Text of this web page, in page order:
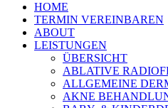
HOME
TERMIN VEREINBAREN
ABOUT
LEISTUNGEN
ÜBERSICHT
ABLATIVE
ALLGEMEINE
AKNE